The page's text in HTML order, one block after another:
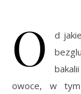
O
d
owoce, w tym